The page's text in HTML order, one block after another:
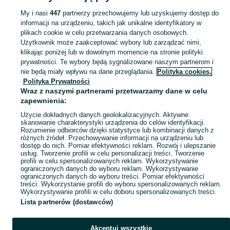
KATEGORIA
Zobacz
Mapa kategorii
Mapa miejscowości
Mapa ministron
Popularne wyszukiwania
My i nasi 447partnerzy przechowujemy lub uzyskujemy dostęp do
informacji na urządzeniu, takich jak unikalne identyfikatory w
plikach cookie w celu przetwarzania danych osobowych.
Użytkownik może zaakceptować wybory lub zarządzać nimi,
klikając poniżej lub w dowolnym momencie na stronie polityki
prywatności. Te wybory będą sygnalizowane naszym partnerom i
nie będą miały wpływu na dane przeglądania. Polityka cookies,
Polityka Prywatności
Wraz z naszymi partnerami przetwarzamy dane w celu
zapewnienia:
Użycie dokładnych danych geolokalizacyjnych. Aktywne
skanowanie charakterystyki urządzenia do celów identyfikacji.
Rozumienie odbiorców dzięki statystyce lub kombinacji danych z
różnych źródeł. Przechowywanie informacji na urządzeniu lub
dostęp do nich. Pomiar efektywności reklam. Rozwój i ulepszanie
usług. Tworzenie profili w celu personalizacji treści. Tworzenie
profili w celu spersonalizowanych reklam. Wykorzystywanie
ograniczonych danych do wyboru reklam. Wykorzystywanie
ograniczonych danych do wyboru treści. Pomiar efektywności
treści. Wykorzystanie profili do wyboru spersonalizowanych reklam.
Wykorzystywanie profili w celu doboru spersonalizowanych treści.
Lista partnerów (dostawców)
Akceptuj wszystkie